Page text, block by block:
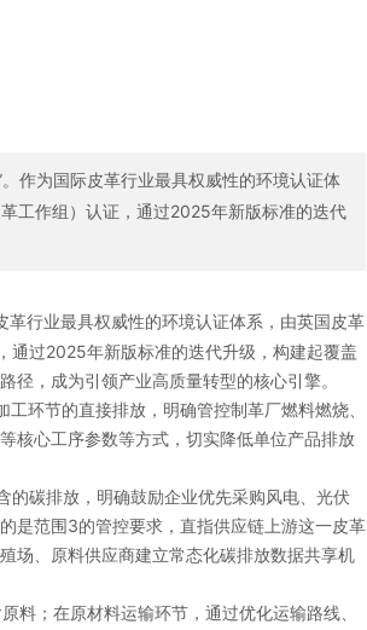
作为国际皮革行业最具权威性的环境认证体
工作组）认证，通过2025年新版标准的迭代
行业最具权威性的环境认证体系，由英国皮革
通过2025年新版标准的迭代升级，构建起覆盖
径，成为引领产业高质量转型的核心引擎。
环节的直接排放，明确管控制革厂燃料燃烧、
核心工序参数等方式，切实降低单位产品排放
碳排放，明确鼓励企业优先采购风电、光伏
是范围3的管控要求，直指供应链上游这一皮革
场、原料供应商建立常态化碳排放数据共享机
；在原材料运输环节，通过优化运输路线、